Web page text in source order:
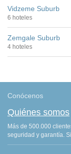
Vidzeme Suburb
6 hoteles
Zemgale Suburb
4 hoteles
Conócenos
Quiénes somos
Más de 500.000
seguridad y garantía.